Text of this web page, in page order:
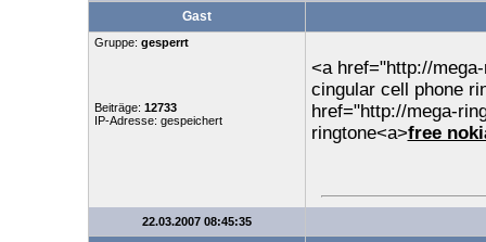
Gast
Gruppe: gesperrt
Beiträge: 12733
IP-Adresse: gespeichert
<a href="http://
cingular cell phone
href="http://mega-
ringtone<a>free
22.03.2007 08:45:35